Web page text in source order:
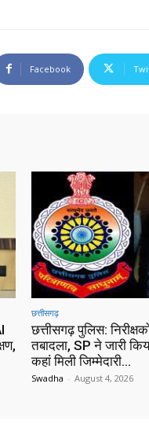
Facebook
छत्तीसगढ़
छत्तीसगढ़ पुलिस:
तबादला, SP ने जारी
कहां मिली जिम्मेदारी…
Swadha - August 4, 2026